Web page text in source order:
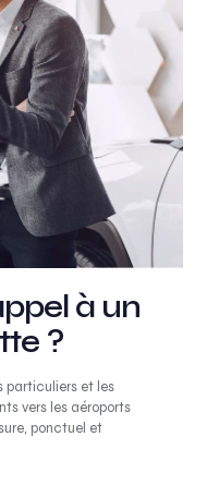
à un
?
particuliers et les
vers les aéroports
ponctuel et